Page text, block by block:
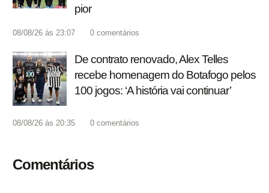
pior
08/08/26 às 23:07 0 comentários
De contrato renovado, Alex Telles
recebe homenagem do Botafogo pelos
100 jogos: ‘A história vai continuar’
08/08/26 às 20:35 0 comentários
Comentários